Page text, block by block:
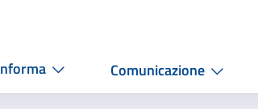
Comunicazione